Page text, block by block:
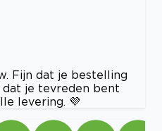
Fijn dat je bestelling
dat je tevreden bent
levering. 💜